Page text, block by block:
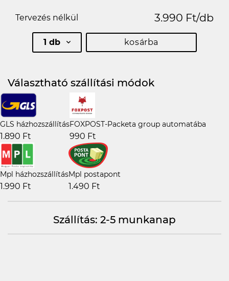
Tervezés nélkül 3.990 Ft/db
1 db kosárba
Választható szállítási módok
GLS házhozszállítás
1.890 Ft
FOXPOST-Packeta group automatába
990 Ft
Mpl házhozszállítás
1.990 Ft
Mpl postapont
1.490 Ft
Szállítás: 2-5 munkanap